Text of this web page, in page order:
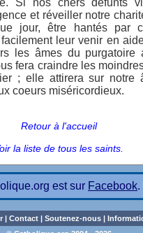
Si nos chers défunts
et réveiller notre
jour, être hantés par
leur venir en
les âmes du purgatoire
fera craindre les
; elle attirera sur notre
coeurs miséricordieux.
Retour à l'accueil
la liste de tous les saints.
est sur Facebook.
| Contact| Soutenez-nous|